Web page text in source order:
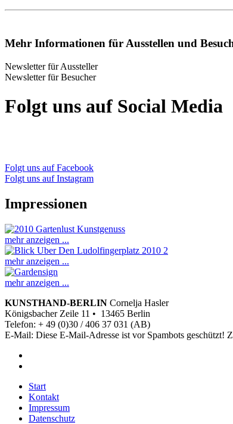
Mehr Informationen für Ausstellen und
Newsletter für Aussteller
Newsletter für Besucher
Folgt uns auf Social Media
Folgt uns auf Facebook
Folgt uns auf Instagram
Impressionen
mehr anzeigen ...
mehr anzeigen ...
mehr anzeigen ...
KUNSTHAND-BERLIN Cornelja Hasler
Königsbacher Zeile 11 • 13465 Berlin
Telefon: + 49 (0)30 / 406 37 031 (AB)
E-Mail: Diese E-Mail-Adresse ist vor Spambots geschützt!
Start
Kontakt
Impressum
Datenschutz